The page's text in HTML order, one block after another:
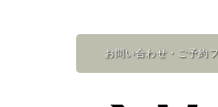
お問い合わせ・ご予約